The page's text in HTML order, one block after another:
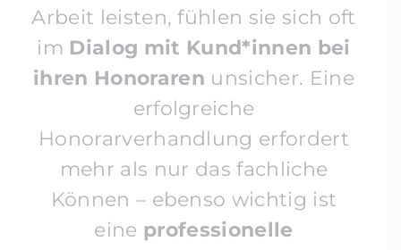
Arbeit leisten, fühlen sie sich oft
im Dialog mit Kund*innen bei
ihren Honoraren unsicher. Eine
erfolgreiche
Honorarverhandlung erfordert
mehr als nur das fachliche
Können – ebenso wichtig ist
eine professionelle